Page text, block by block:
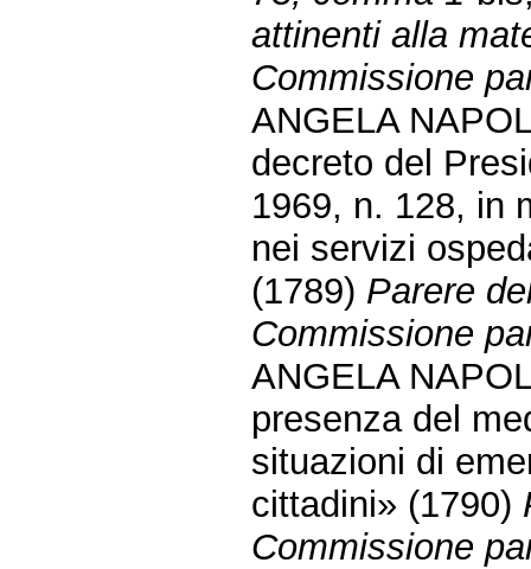
attinenti alla
Commissione
ANGELA
decreto del
1969, n. 128, in
nei servizi
(1789) Parere
Commissione
ANGELA
presenza del
situazioni di
cittadini» (1790)
Commissione